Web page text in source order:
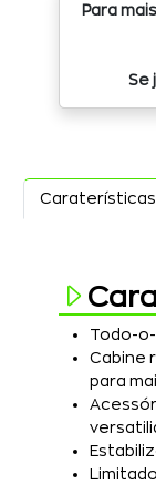
Para
Se
Caraterísticas
Todo-
Cabine
para